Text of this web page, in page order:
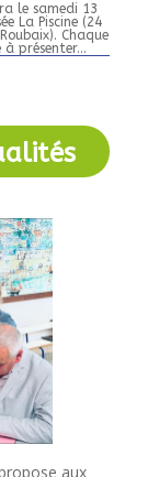
le samedi 13
La Piscine (24
Chaque
présenter...
aux